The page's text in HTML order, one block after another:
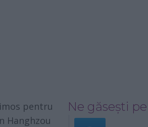
pentru
Hanghzou
Ne găsești pe